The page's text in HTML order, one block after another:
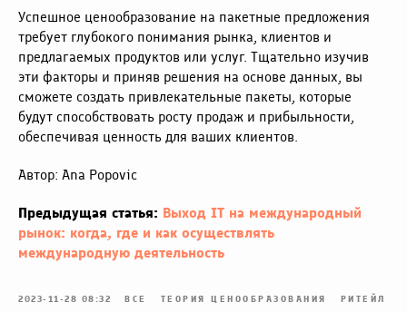
Успешное ценообразование на пакетные предложения
требует глубокого понимания рынка, клиентов и
предлагаемых продуктов или услуг. Тщательно изучив
эти факторы и приняв решения на основе данных, вы
сможете создать привлекательные пакеты, которые
будут способствовать росту продаж и прибыльности,
обеспечивая ценность для ваших клиентов.
Автор: Ana Popovic
Предыдущая статья: Выход IT на международный
рынок: когда, где и как осуществлять
международную деятельность
2023-11-28 08:32 ВСЕ ТЕОРИЯ ЦЕНООБРАЗОВАНИЯ РИТЕЙЛ